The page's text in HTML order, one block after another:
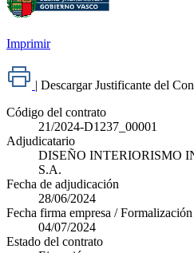
Imprimir
| Descargar Justificante del
Código del contrato
21/2024-D1237_00001
Adjudicatario
DISEÑO INTERIORISMO
S.A.
Fecha de adjudicación
28/06/2024
Fecha firma empresa / Formalización
04/07/2024
Estado del contrato